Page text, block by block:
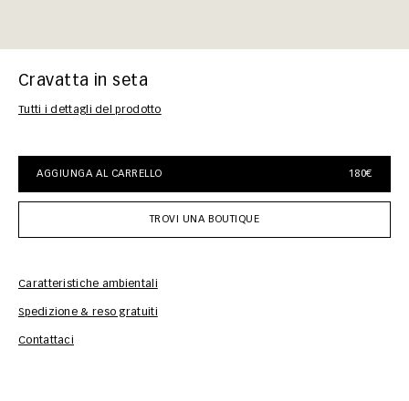
Cravatta in seta
Tutti i dettagli del prodotto
AGGIUNGA AL CARRELLO 180€
TROVI UNA BOUTIQUE
Caratteristiche ambientali
Spedizione & reso gratuiti
Contattaci